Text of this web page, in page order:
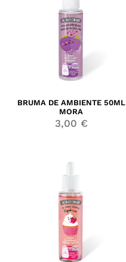
BRUMA DE AMBIENTE 50ML
MORA
3,00 €